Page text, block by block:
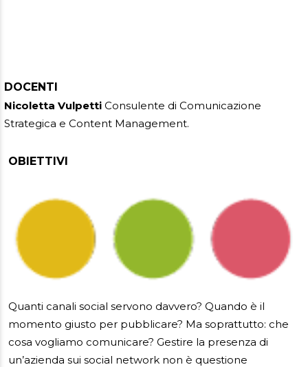
DOCENTI
Nicoletta Vulpetti Consulente di Comunicazione
Strategica e Content Management.
OBIETTIVI
Quanti canali social servono davvero? Quando è il
momento giusto per pubblicare? Ma soprattutto: che
cosa vogliamo comunicare? Gestire la presenza di
un’azienda sui social network non è questione